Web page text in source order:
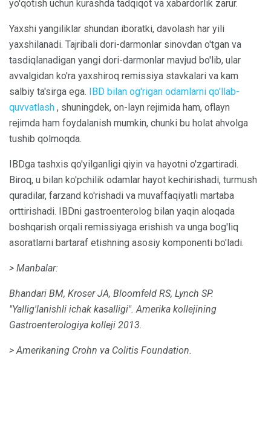
yo'qotish uchun kurashda tadqiqot va xabardorlik zarur.
Yaxshi yangiliklar shundan iboratki, davolash har yili
yaxshilanadi. Tajribali dori-darmonlar sinovdan o'tgan va
tasdiqlanadigan yangi dori-darmonlar mavjud bo'lib, ular
avvalgidan ko'ra yaxshiroq remissiya stavkalari va kam
salbiy ta'sirga ega. IBD bilan og'rigan odamlarni qo'llab-
quvvatlash , shuningdek, on-layn rejimida ham, oflayn
rejimda ham foydalanish mumkin, chunki bu holat ahvolga
tushib qolmoqda.
IBDga tashxis qo'yilganligi qiyin va hayotni o'zgartiradi.
Biroq, u bilan ko'pchilik odamlar hayot kechirishadi, turmush
quradilar, farzand ko'rishadi va muvaffaqiyatli martaba
orttirishadi. IBDni gastroenterolog bilan yaqin aloqada
boshqarish orqali remissiyaga erishish va unga bog'liq
asoratlarni bartaraf etishning asosiy komponenti bo'ladi.
> Manbalar:
Bhandari BM, Kroser JA, Bloomfeld RS, Lynch SP.
"Yallig'lanishli ichak kasalligi". Amerika kollejining
Gastroenterologiya kolleji 2013.
> Amerikaning Crohn va Colitis Foundation.